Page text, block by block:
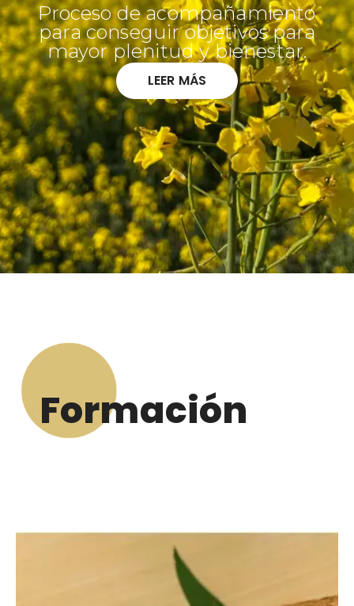
Proceso de acompañamiento
para conseguir objetivos para
mayor plenitud y bienestar.
LEER MÁS
Formación